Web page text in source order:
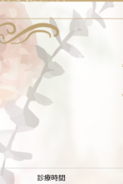
診療時間